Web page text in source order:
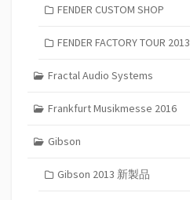
FENDER CUSTOM SHOP
FENDER FACTORY TOUR 2013
Fractal Audio Systems
Frankfurt Musikmesse 2016
Gibson
Gibson 2013 新製品